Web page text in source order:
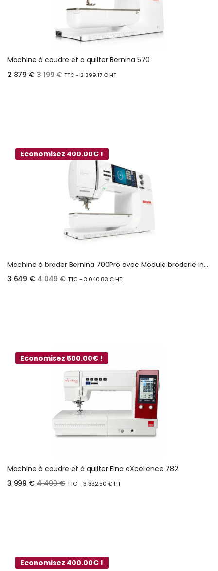
Machine à coudre et a quilter Bernina 570
2 879 € 3 199€ TTC - 2 399.17€HT
Economisez 400.00€ !
Machine à broder Bernina 700Pro avec Module broderie inclus
3 649 € 4 049€ TTC - 3 040.83 €HT
Economisez 500.00€ !
Machine à coudre et à quilter Elna eXcellence 782
3 999 € 4 499€ TTC - 3 332.50 €HT
Economisez 400.00€ !